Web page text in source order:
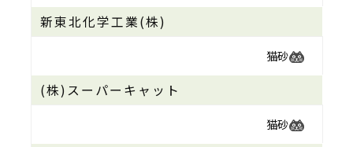
新東北化学工業(株)
猫砂
(株)スーパーキャット
猫砂